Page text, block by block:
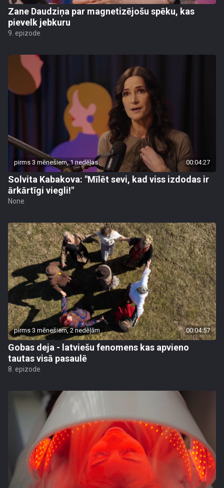
Zane Daudziņa par magnetizējošu spēku, kas
pievelk jebkuru
9. epizode
pirms 3 mēnešiem, 1 nedēļas 00:04:27
Solvita Kabakova: "Mīlēt sevi, kad viss izdodas ir
ārkārtīgi viegli!"
None
pirms 3 mēnešiem, 2 nedēļām 00:04:57
Gobas deja - latviešu fenomens kas apvieno
tautas visā pasaulē
8. epizode